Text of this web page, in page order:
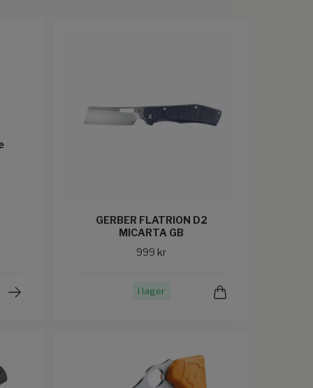
GERBER FLATRION D2
MICARTA GB
999 kr
I lager